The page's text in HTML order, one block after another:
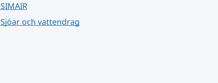
SIMAIR
Sjöar och vattendrag